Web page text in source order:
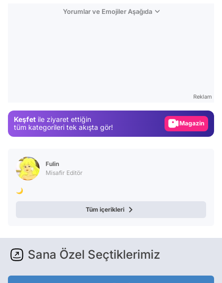
Yorumlar ve Emojiler Aşağıda
Reklam
Keşfet ile ziyaret ettiğin
tüm kategorileri tek akışta gör!
Video
Fulin
Misafir Editör
🌙
Tüm içerikleri
Sana Özel Seçtiklerimiz